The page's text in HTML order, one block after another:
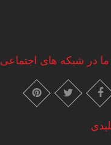
ما در شبکه های اجتماعی
facebook
twitter
pinterest